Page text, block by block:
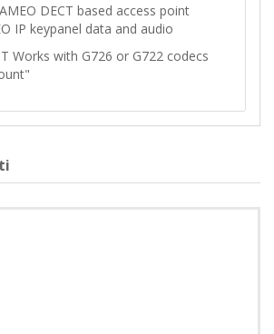
DECT based access point
IP keypanel data and audio
Works with G726 or G722 codecs